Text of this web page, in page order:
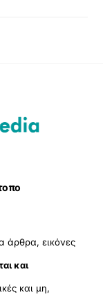
άρθρα, εικόνες
και
και μη,